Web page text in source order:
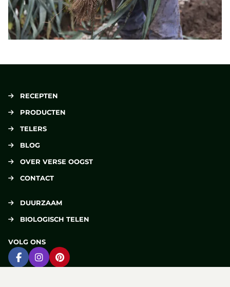
RECEPTEN
PRODUCTEN
TELERS
BLOG
OVER VERSE OOGST
CONTACT
DUURZAAM
BIOLOGISCH TELEN
VOLG ONS
Ga naar Facebook
Ga naar Instagram
Ga naar Pinterest